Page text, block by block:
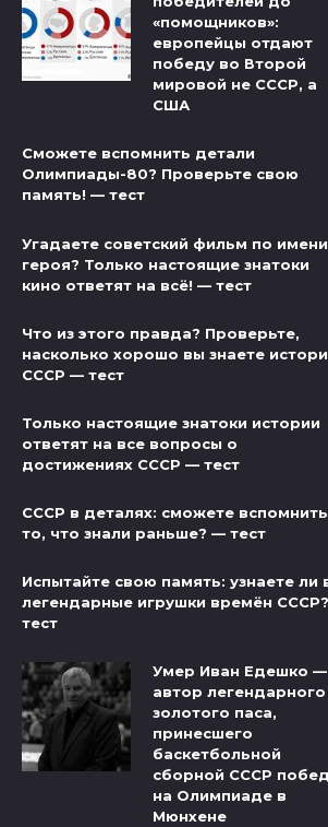
«помощников»:
европейцы отдают
победу во Второй
мировой не СССР, а
США
Сможете вспомнить детали
Олимпиады-80? Проверьте свою
память! — тест
Угадаете советский фильм по имени
героя? Только настоящие знатоки
кино ответят на всё! — тест
Что из этого правда? Проверьте,
насколько хорошо вы знаете
СССР — тест
Только настоящие знатоки истории
ответят на все вопросы о
достижениях СССР — тест
СССР в деталях: сможете вспомнить
то, что знали раньше? — тест
Испытайте свою память: узнаете ли
легендарные игрушки времён
тест
Умер Иван Едешко —
автор легендарного
золотого паса,
принесшего
баскетбольной
сборной СССР
на Олимпиаде в
Мюнхене